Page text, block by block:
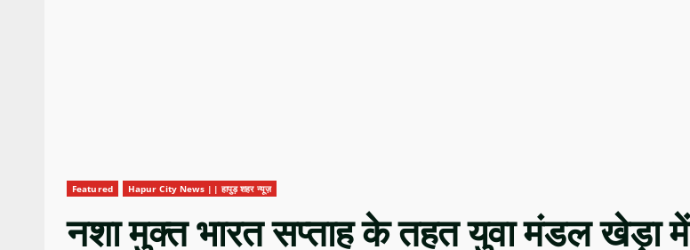
Featured Hapur City News || हापुड़ शहर न्यूज़
नशा मुक्त भारत सप्ताह के तहत युवा मंडल खेड़ा में